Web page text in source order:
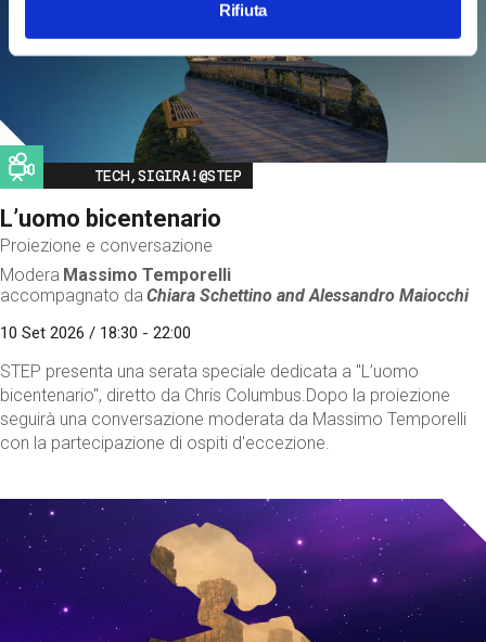
Rifiuta
Image
TECH,SIGIRA!@STEP
L’uomo bicentenario
Proiezione e conversazione
Modera Massimo Temporelli
accompagnato da Chiara Schettino andAlessandro Maiocchi
10 Set 2026 / 18:30 - 22:00
STEP presenta una serata speciale dedicata a "L’uomo
bicentenario", diretto da Chris Columbus.Dopo la proiezione
seguirà una conversazione moderata da Massimo Temporelli
con la partecipazione di ospiti d'eccezione.